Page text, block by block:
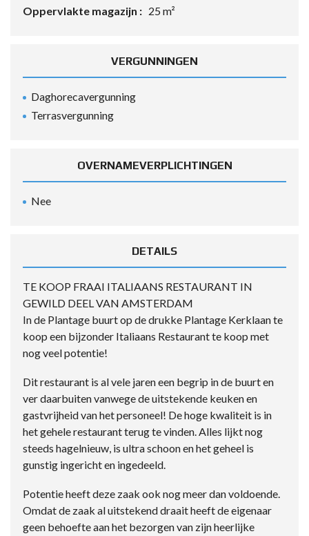
Oppervlakte magazijn : 25 m²
VERGUNNINGEN
Daghorecavergunning
Terrasvergunning
OVERNAMEVERPLICHTINGEN
Nee
DETAILS
TE KOOP FRAAI ITALIAANS RESTAURANT IN
GEWILD DEEL VAN AMSTERDAM
In de Plantage buurt op de drukke Plantage Kerklaan te
koop een bijzonder Italiaans Restaurant te koop met
nog veel potentie!
Dit restaurant is al vele jaren een begrip in de buurt en
ver daarbuiten vanwege de uitstekende keuken en
gastvrijheid van het personeel! De hoge kwaliteit is in
het gehele restaurant terug te vinden. Alles lijkt nog
steeds hagelnieuw, is ultra schoon en het geheel is
gunstig ingericht en ingedeeld.
Potentie heeft deze zaak ook nog meer dan voldoende.
Omdat de zaak al uitstekend draait heeft de eigenaar
geen behoefte aan het bezorgen van zijn heerlijke